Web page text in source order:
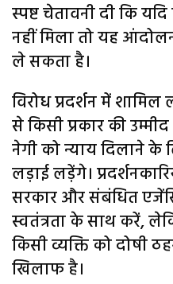
स्पष्ट चेतावनी दी कि
नहीं मिला तो यह
ले सकता है।
विरोध प्रदर्शन में
से किसी प्रकार की
नेगी को न्याय दिलाने के
लड़ाई लड़ेंगे।
सरकार और संबंधित
स्वतंत्रता के साथ करें,
किसी व्यक्ति को दोषी
खिलाफ है।